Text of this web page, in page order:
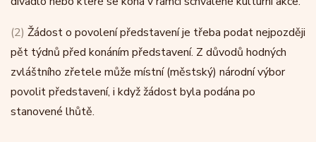
(2) Žádost o povolení představení je třeba podat nejpozději
pět týdnů před konáním představení. Z důvodů hodných
zvláštního zřetele může místní (městský) národní výbor
povolit představení, i když žádost byla podána po
stanovené lhůtě.